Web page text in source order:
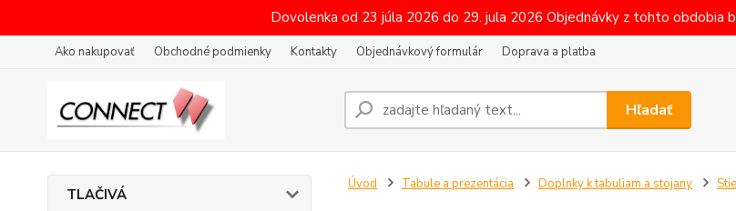
Dovolenka od 23 júla 2026 do 29. jula 2026 Objednávky z tohto obdobia
Ako nakupovať Obchodné podmienky Kontakty Objednávkový formulár Doprava a platba
Hľadať
TLAČIVÁ
Úvod Tabule a prezentácia Doplnky k tabuliam a stojany